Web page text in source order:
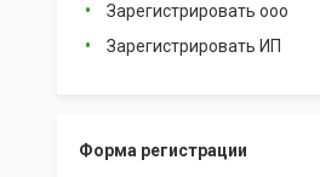
Зарегистрировать ооо
Зарегистрировать ИП
Форма регистрации